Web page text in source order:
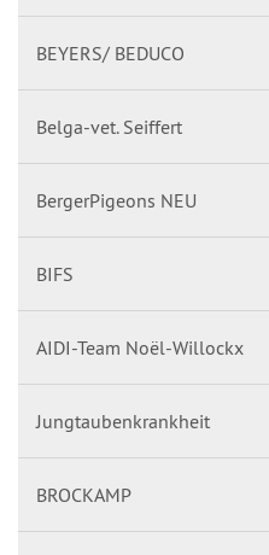
BEYERS/ BEDUCO
Belga-vet. Seiffert
BergerPigeons NEU
BIFS
AIDI-Team Noël-Willockx
Jungtaubenkrankheit
BROCKAMP